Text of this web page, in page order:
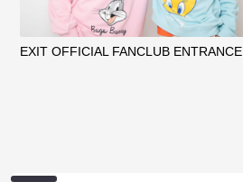
EXIT OFFICIAL FANCLUB ENTRANCE